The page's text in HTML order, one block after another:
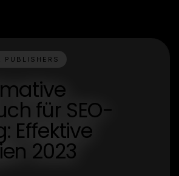
PUBLISHERS
für SEO-
Effektive
2023